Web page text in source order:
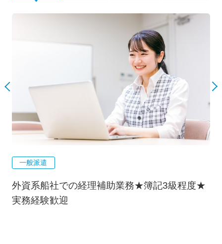
一般派遣
外資系船社での経理補助業務★簿記3級程度★
実務経験歓迎